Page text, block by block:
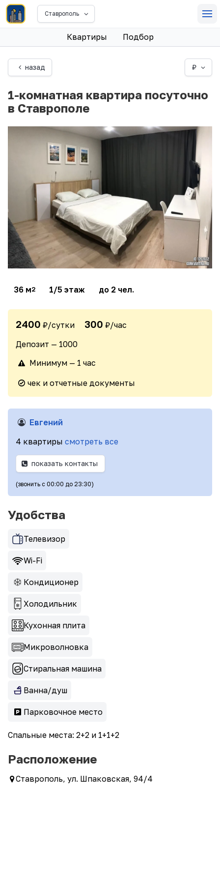
Ставрополь
Квартиры Подбор
назад ₽
1-комнатная квартира посуточно
в Ставрополе
36 м2 1/5 этаж до 2 чел.
2400 ₽/сутки 300 ₽/час
Депозит — 1000
Минимум — 1 час
чек и отчетные документы
Евгений
4 квартиры смотреть все
показать контакты
(звонить с 00:00 до 23:30)
Удобства
Телевизор
Wi-Fi
Кондиционер
Холодильник
Кухонная плита
Микроволновка
Стиральная машина
Ванна/душ
Парковочное место
Спальные места: 2+2 и 1+1+2
Расположение
Ставрополь, ул. Шпаковская, 94/4